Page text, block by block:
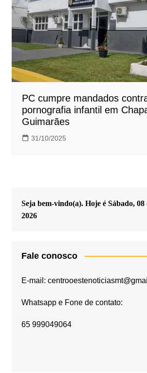
PC cumpre mandados
pornografia infantil em
Guimarães
31/10/2025
Seja bem-vindo(a). Hoje é Sábado, 08
2026
Fale conosco
E-mail:
Whatsapp e Fone de contato:
65 999049064